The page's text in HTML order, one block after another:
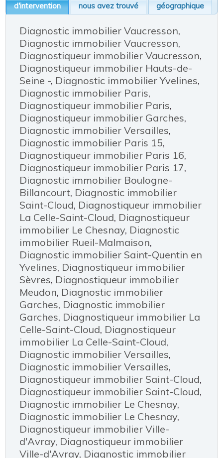
d'intervention
nous avez trouvé
géographique
Diagnostic immobilier Vaucresson,
Diagnostic immobilier Vaucresson,
Diagnostiqueur immobilier Vaucresson,
Diagnostiqueur immobilier Hauts-de-
Seine -, Diagnostic immobilier Yvelines,
Diagnostic immobilier Paris,
Diagnostiqueur immobilier Paris,
Diagnostiqueur immobilier Garches,
Diagnostic immobilier Versailles,
Diagnostic immobilier Paris 15,
Diagnostiqueur immobilier Paris 16,
Diagnostiqueur immobilier Paris 17,
Diagnostic immobilier Boulogne-
Billancourt, Diagnostic immobilier
Saint-Cloud, Diagnostiqueur immobilier
La Celle-Saint-Cloud, Diagnostiqueur
immobilier Le Chesnay, Diagnostic
immobilier Rueil-Malmaison,
Diagnostic immobilier Saint-Quentin en
Yvelines, Diagnostiqueur immobilier
Sèvres, Diagnostiqueur immobilier
Meudon, Diagnostic immobilier
Garches, Diagnostic immobilier
Garches, Diagnostiqueur immobilier La
Celle-Saint-Cloud, Diagnostiqueur
immobilier La Celle-Saint-Cloud,
Diagnostic immobilier Versailles,
Diagnostic immobilier Versailles,
Diagnostiqueur immobilier Saint-Cloud,
Diagnostiqueur immobilier Saint-Cloud,
Diagnostic immobilier Le Chesnay,
Diagnostic immobilier Le Chesnay,
Diagnostiqueur immobilier Ville-
d'Avray, Diagnostiqueur immobilier
Ville-d'Avray, Diagnostic immobilier